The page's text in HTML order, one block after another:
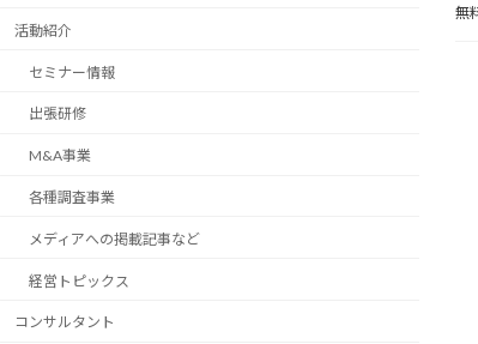
活動紹介
セミナー情報
出張研修
M&A事業
各種調査事業
メディアへの掲載記事など
経営トピックス
コンサルタント
無